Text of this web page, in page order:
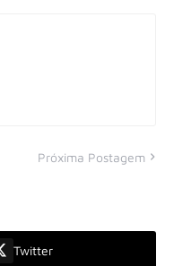
Próxima Postagem
Twitter